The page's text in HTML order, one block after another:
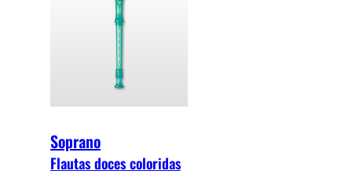
Soprano
Flautas doces coloridas